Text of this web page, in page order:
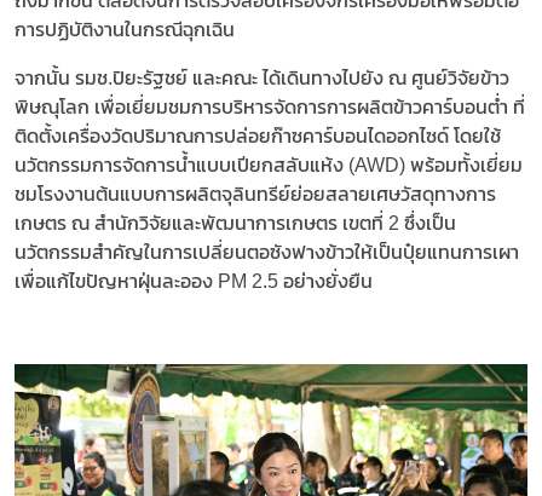
การปฏิบัติงานในกรณีฉุกเฉิน
จากนั้น รมช.ปิยะรัฐชย์ และคณะ ได้เดินทางไปยัง ณ ศูนย์วิจัยข้าว
พิษณุโลก เพื่อเยี่ยมชมการบริหารจัดการการผลิตข้าวคาร์บอนต่ำ ที่
ติดตั้งเครื่องวัดปริมาณการปล่อยก๊าซคาร์บอนไดออกไซด์ โดยใช้
นวัตกรรมการจัดการน้ำแบบเปียกสลับแห้ง (AWD) พร้อมทั้งเยี่ยม
ชมโรงงานต้นแบบการผลิตจุลินทรีย์ย่อยสลายเศษวัสดุทางการ
เกษตร ณ สำนักวิจัยและพัฒนาการเกษตร เขตที่ 2 ซึ่งเป็น
นวัตกรรมสำคัญในการเปลี่ยนตอซังฟางข้าวให้เป็นปุ๋ยแทนการเผา
เพื่อแก้ไขปัญหาฝุ่นละออง PM 2.5 อย่างยั่งยืน